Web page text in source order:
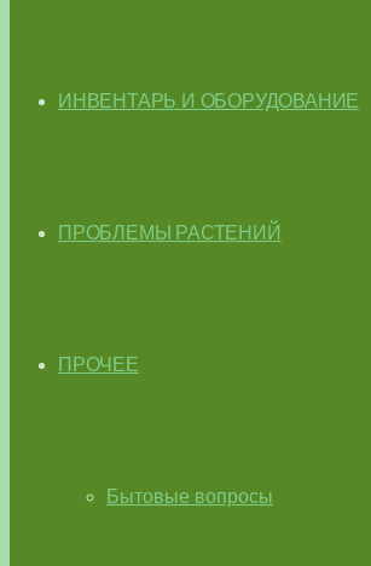
ИНВЕНТАРЬ И ОБОРУДОВАНИЕ
ПРОБЛЕМЫ РАСТЕНИЙ
ПРОЧЕЕ
Бытовые вопросы